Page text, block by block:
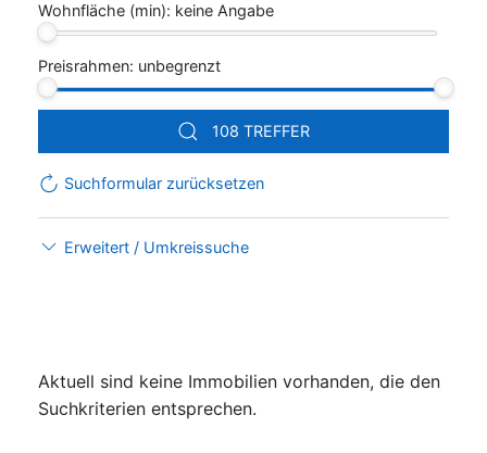
Wohnfläche (min): keine Angabe
Preisrahmen: unbegrenzt
108 TREFFER
Suchformular zurücksetzen
Erweitert / Umkreissuche
Aktuell sind keine Immobilien vorhanden, die den
Suchkriterien entsprechen.